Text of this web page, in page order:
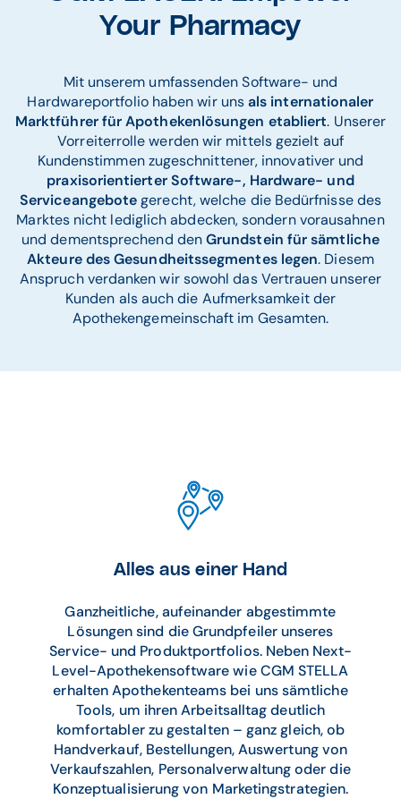
Your Pharmacy
Mit unserem umfassenden Software- und
Hardwareportfolio haben wir unsals internationaler
Marktführer für Apothekenlösungen etabliert. Unserer
Vorreiterrolle werden wir mittels gezielt auf
Kundenstimmen zugeschnittener, innovativer und
praxisorientierter Software-, Hardware- und
Serviceangebotegerecht, welche die Bedürfnisse des
Marktes nicht lediglich abdecken, sondern vorausahnen
und dementsprechend denGrundstein für sämtliche
Akteure des Gesundheitssegmentes legen. Diesem
Anspruch verdanken wir sowohl das Vertrauen unserer
Kunden als auch die Aufmerksamkeit der
Apothekengemeinschaft im Gesamten.
Alles aus einer Hand
Ganzheitliche, aufeinander abgestimmte
Lösungen sind die Grundpfeiler unseres
Service- und Produktportfolios. Neben Next-
Level-Apothekensoftware wie CGM STELLA
erhalten Apothekenteams bei uns sämtliche
Tools, um ihren Arbeitsalltag deutlich
komfortabler zu gestalten – ganz gleich, ob
Handverkauf, Bestellungen, Auswertung von
Verkaufszahlen, Personalverwaltung oder die
Konzeptualisierung von Marketingstrategien.